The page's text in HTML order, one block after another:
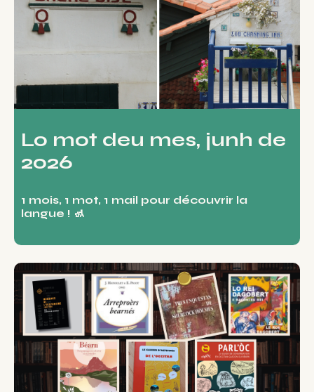
Lo mot deu mes, junh de
2026
1 mois, 1 mot, 1 mail pour découvrir la
langue ! 🚮